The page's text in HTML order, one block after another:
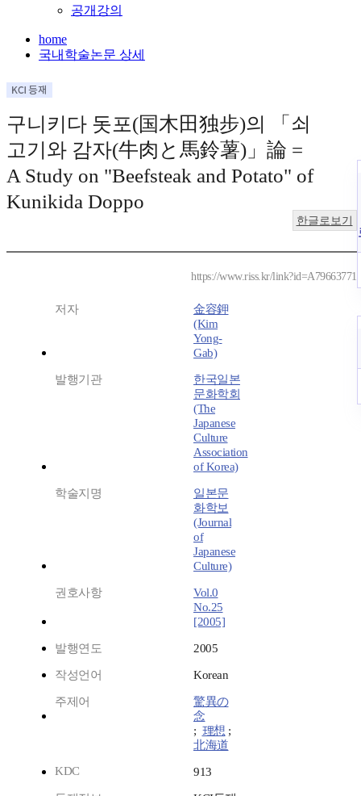
공개강의
home
국내학술논문 상세
구니키다 돗포(国木田独步)의 「쇠
고기와 감자(牛肉と馬鈴薯)」論 =
A Study on "Beefsteak and Potato" of
Kunikida Doppo
한글로보기
https://www.riss.kr/link?id=A79663771
저자
金容鉀
(Kim
Yong-
Gab)
발행기관
한국일본
문화학회
(The
Japanese
Culture
Association
of Korea)
학술지명
일본문
화학보
(Journal
of
Japanese
Culture)
권호사항
Vol.0
No.25
[2005]
발행연도 2005
작성언어 Korean
주제어
驚異の
念
; 理想 ;
北海道
KDC
913